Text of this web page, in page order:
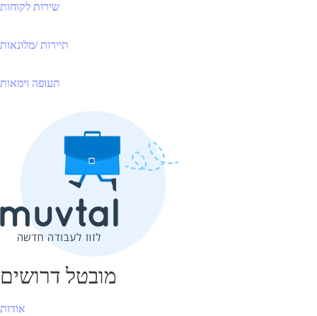
שירות לקוחות
תיירות /מלונאות
תעופה וימאות
מובטל דרושים
אודות